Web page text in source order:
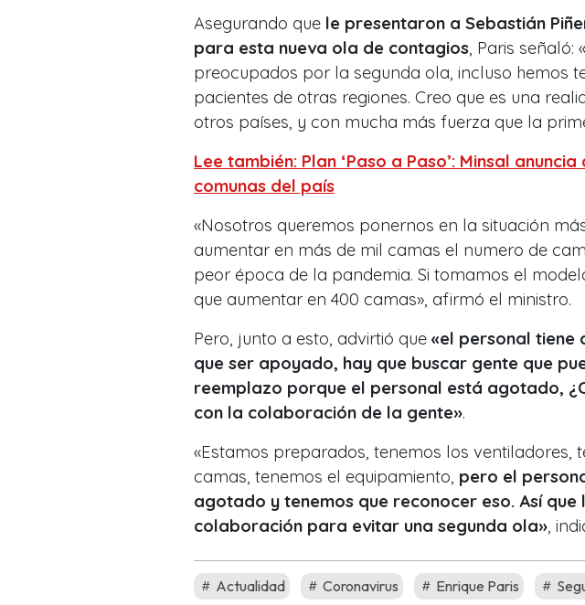
Asegurando que le presentaron a Sebastián
para esta nueva ola de contagios , Paris
preocupados por la segunda ola, incluso hemos
pacientes de otras regiones. Creo que es una
otros países, y con mucha más fuerza que la
Lee también: Plan ‘Paso a Paso’: Minsal
comunas del país
«Nosotros queremos ponernos en la situación
aumentar en más de mil camas el numero de
peor época de la pandemia. Si tomamos el
que aumentar en 400 camas», afirmó el ministro.
Pero, junto a esto, advirtió que «el personal tiene
que ser apoyado, hay que buscar gente que
reemplazo porque el personal está agotado,
con la colaboración de la gente».
«Estamos preparados, tenemos los ventiladores,
camas, tenemos el equipamiento, pero el
agotado y tenemos que reconocer eso. Así que
colaboración para evitar una segunda ola» ,
Actualidad Coronavirus Enrique Paris